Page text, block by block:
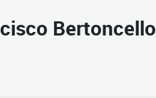
Bertoncello